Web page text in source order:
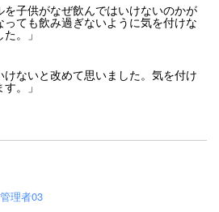
を子供がなぜ飲んではいけないのかが
ても飲み過ぎないように気を付けな
。」
けないと改めて思いました。気を付け
。」
管理者03